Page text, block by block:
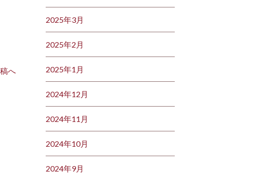
へ
2025年3月
2025年2月
2025年1月
2024年12月
2024年11月
2024年10月
2024年9月